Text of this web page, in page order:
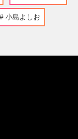
小島よしお